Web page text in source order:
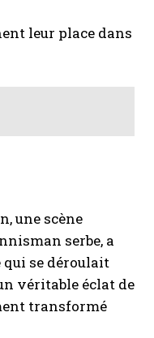
leur place dans
une scène
serbe, a
se déroulait
véritable éclat de
transformé